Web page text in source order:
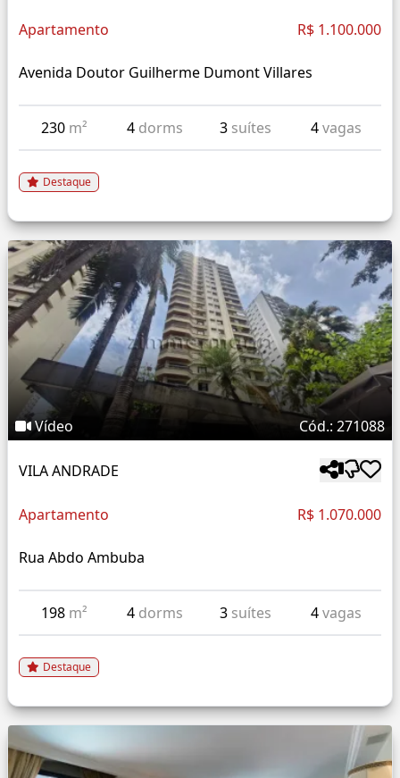
Apartamento R$ 1.100.000
Avenida Doutor Guilherme Dumont Villares
230 m² 4 dorms 3 suítes 4vagas
Destaque
Vídeo Cód.: 271088
VILA ANDRADE
Apartamento R$ 1.070.000
Rua Abdo Ambuba
198 m² 4 dorms 3 suítes 4vagas
Destaque